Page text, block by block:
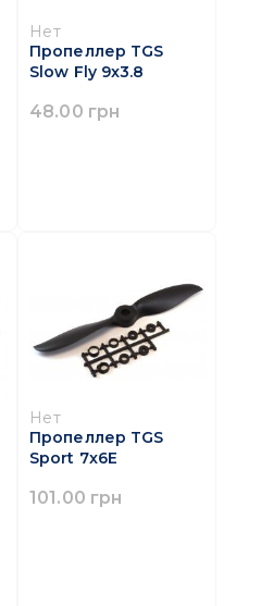
Нет
Пропеллер TGS
Slow Fly 9x3.8
48.00 грн
Нет
Пропеллер TGS
Sport 7x6Е
101.00 грн